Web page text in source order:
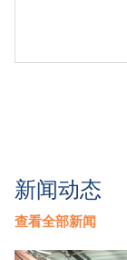
新闻动态
查看全部新闻